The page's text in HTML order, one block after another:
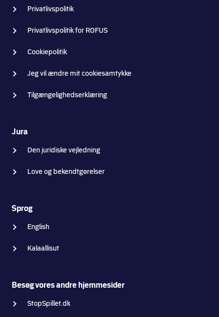
Privatlivspolitik
Privatlivspolitik for ROFUS
Cookiepolitik
Jeg vil ændre mit cookiesamtykke
Tilgængelighedserklæring
Jura
Den juridiske vejledning
Love og bekendtgørelser
Sprog
English
Kalaallisut
Besøg vores andre hjemmesider
StopSpillet.dk